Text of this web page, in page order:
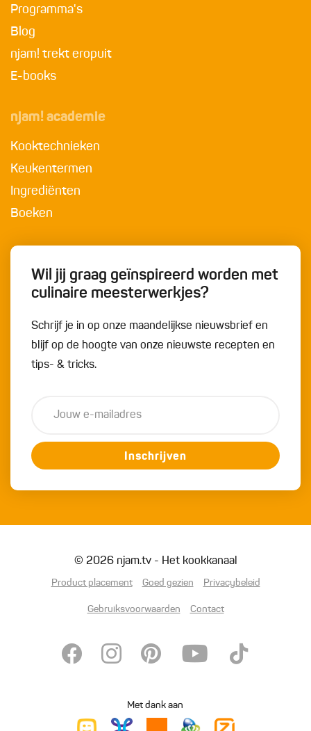
Programma's
Blog
njam! trekt eropuit
E-books
njam! academie
Kooktechnieken
Keukentermen
Ingrediënten
Boeken
Wil jij graag geïnspireerd worden met
culinaire meesterwerkjes?
Schrijf je in op onze maandelijkse nieuwsbrief en
blijf op de hoogte van onze nieuwste recepten en
tips- & tricks.
Inschrijven
© 2026 njam.tv - Het kookkanaal
Product placement Goed gezien Privacybeleid
Gebruiksvoorwaarden Contact
Met dank aan